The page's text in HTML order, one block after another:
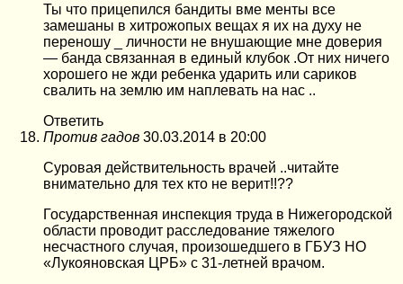
Ты что прицепился бандиты вме менты все
замешаны в хитрожопых вещах я их на духу не
переношу _ личности не внушающие мне доверия
— банда связанная в единый клубок .От них ничего
хорошего не жди ребенка ударить или сариков
свалить на землю им наплевать на нас ..
Ответить
Против гадов 30.03.2014 в 20:00
Суровая действительность врачей ..читайте
внимательно для тех кто не верит!!??
Государственная инспекция труда в Нижегородской
области проводит расследование тяжелого
несчастного случая, произошедшего в ГБУЗ НО
«Лукояновская ЦРБ» с 31-летней врачом.